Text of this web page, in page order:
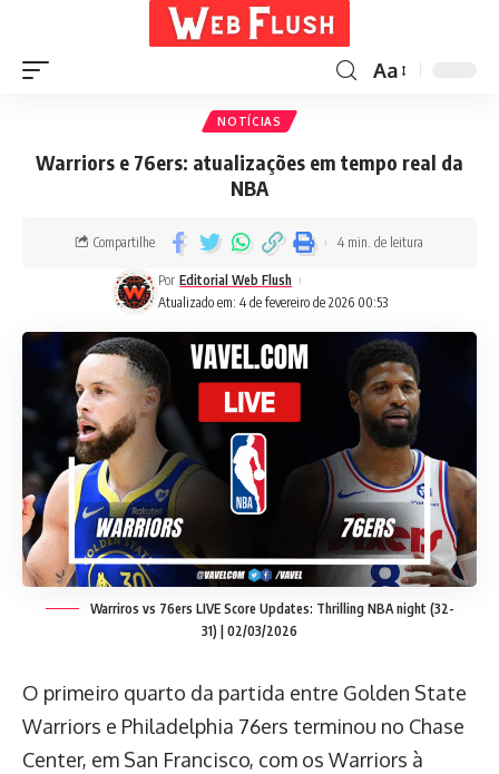
Aa
NOTÍCIAS
Warriors e 76ers: atualizações em tempo real da
NBA
Atualizado em: 4 de fevereiro de 2026 00:53
Por Editorial Web Flush
Compartilhe 4 min. de leitura
Warriros vs 76ers LIVE Score Updates: Thrilling NBA night (32-
31) | 02/03/2026
O primeiro quarto da partida entre Golden State
Warriors e Philadelphia 76ers terminou no Chase
Center, em San Francisco, com os Warriors à